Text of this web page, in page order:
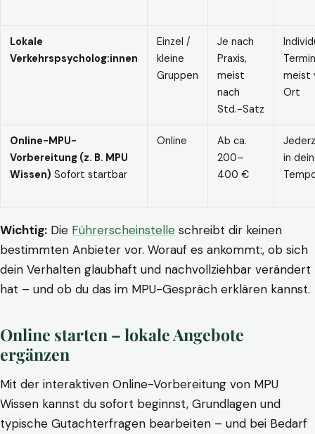
Lokale
Verkehrspsycholog:innen
Einzel /
kleine
Gruppen
Je nach
Praxis,
meist
nach
Std.-Satz
meist
Ort
Online-MPU-
Vorbereitung (z. B. MPU
Wissen) Sofort startbar
Online
Ab ca.
200–
400 €
in
Wichtig: Die Führerscheinstelle schreibt dir keinen
bestimmten Anbieter vor. Worauf es ankommt:, ob sich
dein Verhalten glaubhaft und nachvollziehbar verändert
hat – und ob du das im MPU-Gespräch erklären kannst.
Online starten – lokale Angebote
ergänzen
Mit der interaktiven Online-Vorbereitung von MPU
Wissen kannst du sofort beginnst, Grundlagen und
typische Gutachterfragen bearbeiten – und bei Bedarf